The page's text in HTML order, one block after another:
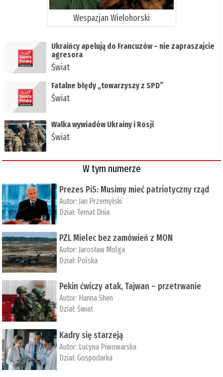
Wespazjan Wielohorski
Ukraińcy apelują do Francuzów – nie zapraszajcie
agresora
Świat
Fatalne błędy „towarzyszy z SPD”
Świat
Walka wywiadów Ukrainy i Rosji
Świat
W tym numerze
Prezes PiS: Musimy mieć patriotyczny rząd
Autor: Jan Przemyłski
Dział:Temat Dnia
PZL Mielec bez zamówień z MON
Autor: Jarosław Molga
Dział: Polska
Pekin ćwiczy atak, Tajwan – przetrwanie
Autor: ­Hanna Shen
Dział:Świat
Kadry się starzeją
Autor: Lucyna Piwowarska
Dział:Gospodarka